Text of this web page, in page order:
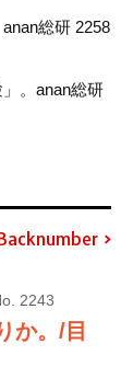
総研 2258
。anan総研
2243
か。/目